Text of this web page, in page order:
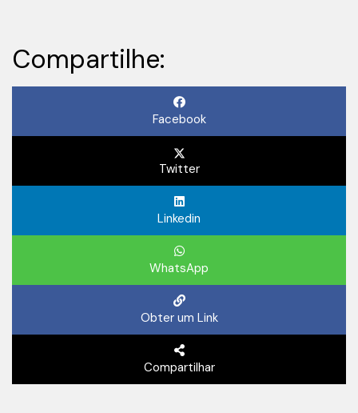
Compartilhe:
Facebook
Twitter
Linkedin
WhatsApp
Obter um Link
Compartilhar